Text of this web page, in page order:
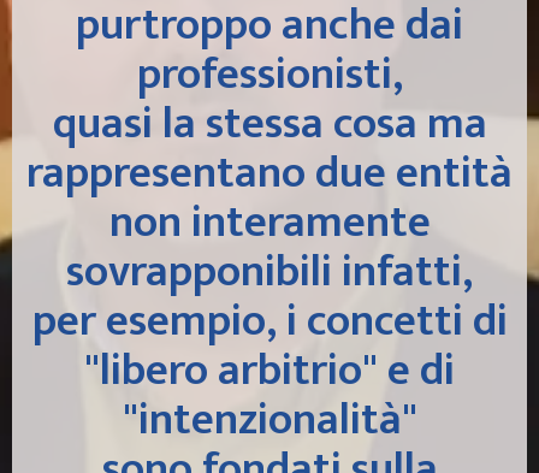
purtroppo anche dai
professionisti,
quasi la stessa cosa ma
rappresentano due entità
non interamente
sovrapponibili infatti,
per esempio, i concetti di
"libero arbitrio" e di
"intenzionalità"